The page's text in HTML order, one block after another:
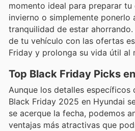
momento ideal para preparar tu
invierno o simplemente ponerlo
tranquilidad de estar
de tu vehículo con las ofertas
Friday y prolonga su vida útil al
Top Black Friday Picks
Aunque los detalles específicos
Black Friday 2025 en Hyundai
se acerque la fecha, podemos
ventajas más atractivas que